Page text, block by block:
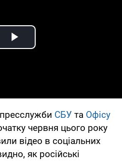
Play Video
СБУ та Офісу
червня цього року
відео в соціальних
як російські